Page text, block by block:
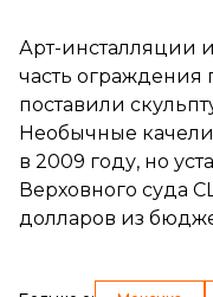
Арт-инсталляции
часть ограждения
поставили
Необычные
в 2009 году, но
Верховного суда
долларов из